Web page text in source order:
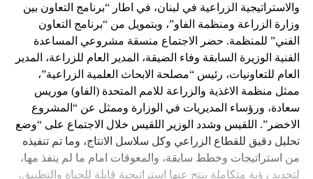
والاستراتيجية الزراعية في لبنان، في اطار “برنامج التعاون بين
وزارة الزراعة ومنظمة الفاو”، وبتمويل من “برنامج التعاون
الفني” للمنظمة. حضر الاجتماع منسقة مشروعي المساعدة
الفنية الوزيرة السابقة وفاء الضيقة، المدير العام للزراعة، المدير
العام للتعاونيات، رئيس “مصلحة الابحاث العلمية الزراعية”،
ممثل منظمة الاغذية والزراعة للامم المتحدة (الفاو) موريس
سعادة، ورؤساء المديريات في الوزارة وممثل عن “المشروع
الاخضر”. اللقيس وشدد الوزير اللقيس خلال الاجتماع على “وضع
تحليل دقيق للقطاع الزراعي وكل سلاسل الانتاج، وما تم تنفيذه
من استراتيجات وخطط سابقة، والمعوقات امام ما لم ينفذ مها،
لتحديد رؤية متكاملة ينتج عنها استراتيجية قابلة للحياة والتطبيق،